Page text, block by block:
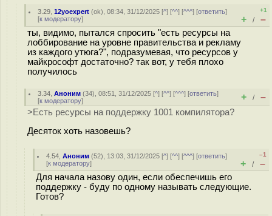
3.29 ,12yoexpert (ok), 08:34, 31/12/2025 [^] [^^] [^^^] [ответить]
[к модератору]
+1
+ / –
ты, видимо, пытался спросить "есть ресурсы на
лоббирование на уровне правительства и рекламу
из каждого утюга?", подразумевая, что ресурсов у
майкрософт достаточно? так вот, у тебя плохо
получилось
3.34 ,Аноним (34), 08:51, 31/12/2025 [^] [^^] [^^^] [ответить]
[к модератору] + / –
>Есть ресурсы на поддержку 1001 компилятора?
Десяток хоть назовешь?
4.54 ,Аноним (52), 13:03, 31/12/2025 [^] [^^] [^^^] [ответить]
[к модератору]
–1
+ / –
Для начала назову один, если обеспечишь его
поддержку - буду по одному называть следующие.
Готов?